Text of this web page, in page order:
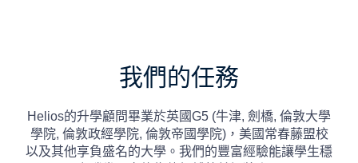
我們的任務
Helios的升學顧問畢業於英國G5 (牛津, 劍橋, 倫敦大學
學院, 倫敦政經學院, 倫敦帝國學院)，美國常春藤盟校
以及其他享負盛名的大學。我們的豐富經驗能讓學生穩